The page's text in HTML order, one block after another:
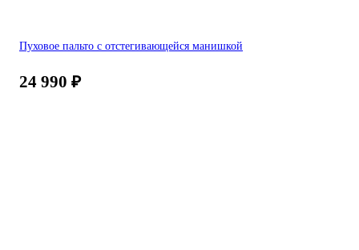
Пуховое пальто с отстегивающейся манишкой
24 990 ₽